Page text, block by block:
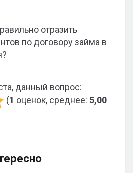
отразить
по договору займа в
данный вопрос:
(1 оценок, среднее: 5,00